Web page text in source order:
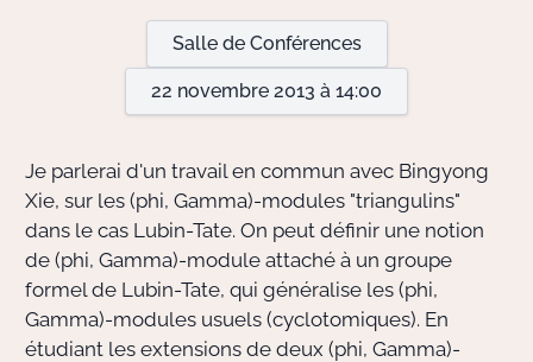
Doctorant·e·s
Bibliothèque
Informatique
Salle de Conférences
22 novembre 2013 à 14:00
Je parlerai d'un travail en commun avec Bingyong
Xie, sur les (phi, Gamma)-modules "triangulins"
dans le cas Lubin-Tate. On peut définir une notion
de (phi, Gamma)-module attaché à un groupe
formel de Lubin-Tate, qui généralise les (phi,
Gamma)-modules usuels (cyclotomiques). En
étudiant les extensions de deux (phi, Gamma)-